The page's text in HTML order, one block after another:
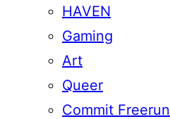
HAVEN
Gaming
Art
Queer
Commit Freerun